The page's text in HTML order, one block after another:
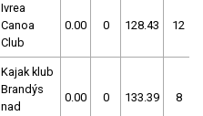
Ivrea
Canoa
Club
0.00 0 128.43 12
Kajak klub
Brandýs
nad
0.00 0 133.39 8